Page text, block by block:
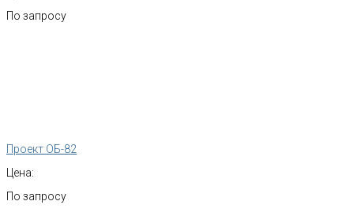
По запросу
Проект ОБ-82
Цена:
По запросу